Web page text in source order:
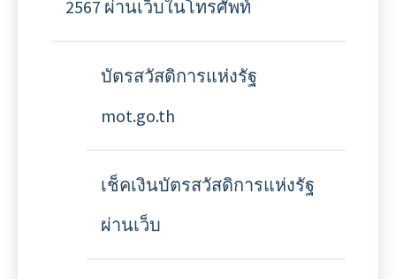
2567 ผ่านเว็บในโทรศัพท์
บัตรสวัสดิการแห่งรัฐ
mot.go.th
เช็คเงินบัตรสวัสดิการแห่งรัฐ
ผ่านเว็บ